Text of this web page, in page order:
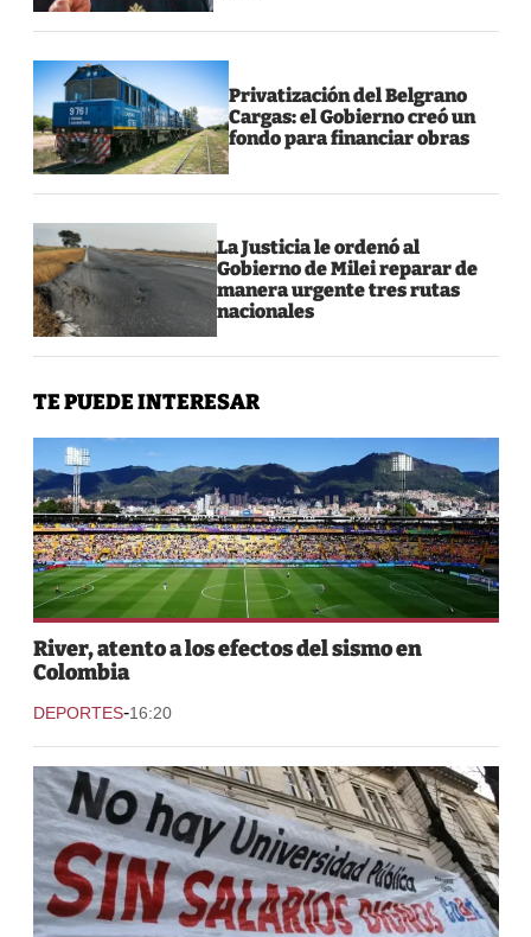
Privatización del Belgrano
Cargas: el Gobierno creó un
fondo para financiar obras
La Justicia le ordenó al
Gobierno de Milei reparar de
manera urgente tres rutas
nacionales
TE PUEDE INTERESAR
River, atento a los efectos del sismo en
Colombia
DEPORTES-16:20